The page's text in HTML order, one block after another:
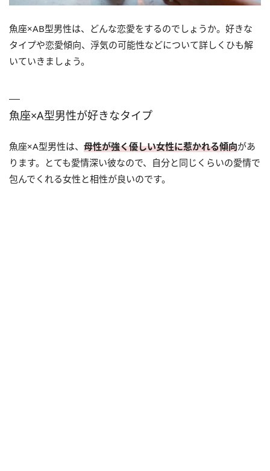
魚座×AB型男性は、どんな恋愛をするのでしょうか。好きな
タイプや恋愛傾向、浮気の可能性などについて詳しくひも解
いていきましょう。
魚座×A型男性が好きなタイプ
魚座×A型男性は、 母性が強く優しい女性に惹かれる傾向があ
ります。とても愛情深い彼なので、自分と同じくらいの愛情で
包んでくれる女性と相性が良いのです。